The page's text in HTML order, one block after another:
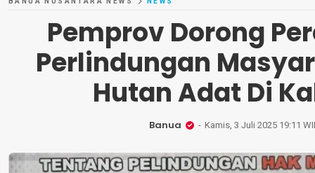
Pemprov Dorong
Perlindungan
Hutan Adat Di
Banua Kamis, 3 Juli 2025 19:11